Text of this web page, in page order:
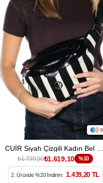
9
₺1.799,00₺1.619,10 %10
2. Üründe %20 İndirim: 1.439,20 TL